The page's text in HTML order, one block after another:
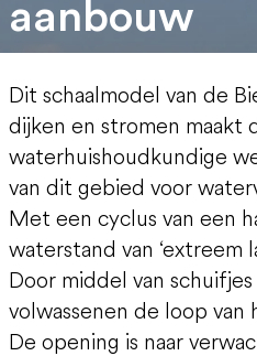
aanbouw
Dit schaalmodel van de
dijken en stromen maakt
waterhuishoudkundige
van dit gebied voor
Met een cyclus van een
waterstand van ‘extreem
Door middel van
volwassenen de loop
De opening is naar